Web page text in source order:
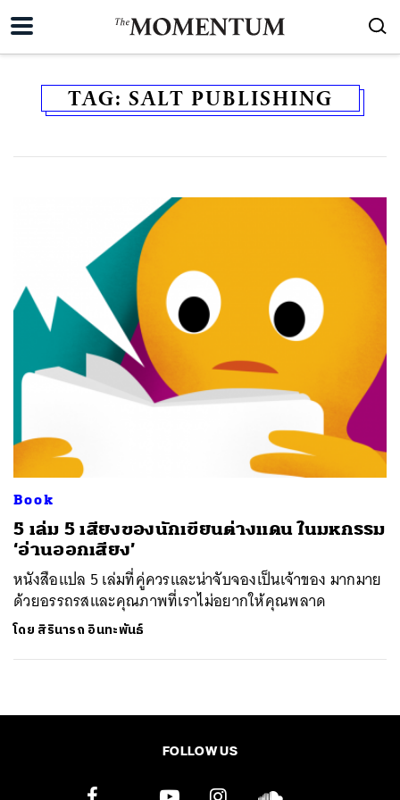
TAG: SALT PUBLISHING
Book
5 เล่ม 5 เสียงของนักเขียนต่างแดน ในมหกรรม
‘อ่านออกเสียง’
หนังสือแปล 5 เล่มที่คู่ควรและน่าจับจองเป็นเจ้าของ มากมาย
ด้วยอรรถรสและคุณภาพที่เราไม่อยากให้คุณพลาด
โดย สิรินารถ อินทะพันธ์
FOLLOW US
EMAIL